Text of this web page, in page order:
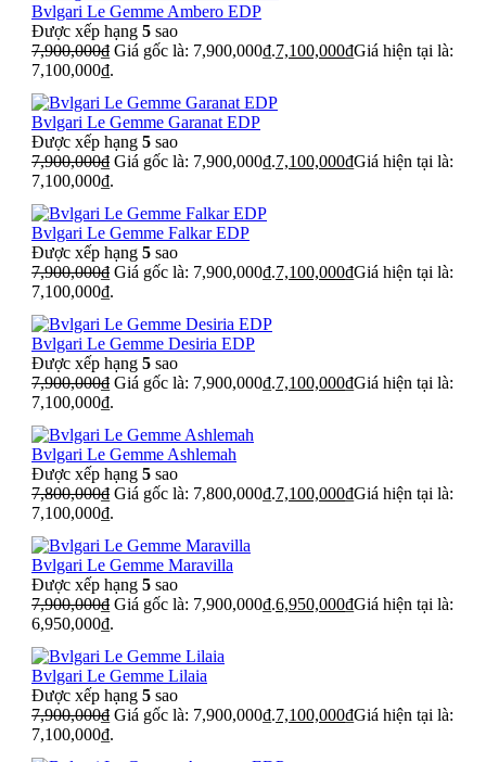
Bvlgari Le Gemme Ambero EDP
Được xếp hạng 5 sao
7,900,000₫ Giá gốc là: 7,900,000₫.7,100,000₫Giá hiện tại là:
7,100,000₫.
Bvlgari Le Gemme Garanat EDP
Được xếp hạng 5 sao
7,900,000₫ Giá gốc là: 7,900,000₫.7,100,000₫Giá hiện tại là:
7,100,000₫.
Bvlgari Le Gemme Falkar EDP
Được xếp hạng 5 sao
7,900,000₫ Giá gốc là: 7,900,000₫.7,100,000₫Giá hiện tại là:
7,100,000₫.
Bvlgari Le Gemme Desiria EDP
Được xếp hạng 5 sao
7,900,000₫ Giá gốc là: 7,900,000₫.7,100,000₫Giá hiện tại là:
7,100,000₫.
Bvlgari Le Gemme Ashlemah
Được xếp hạng 5 sao
7,800,000₫ Giá gốc là: 7,800,000₫.7,100,000₫Giá hiện tại là:
7,100,000₫.
Bvlgari Le Gemme Maravilla
Được xếp hạng 5 sao
7,900,000₫ Giá gốc là: 7,900,000₫.6,950,000₫Giá hiện tại là:
6,950,000₫.
Bvlgari Le Gemme Lilaia
Được xếp hạng 5 sao
7,900,000₫ Giá gốc là: 7,900,000₫.7,100,000₫Giá hiện tại là:
7,100,000₫.